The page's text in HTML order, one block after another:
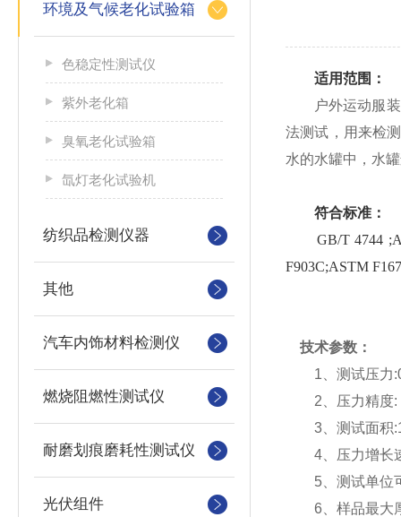
环境及气候老化试验箱
色稳定性测试仪
紫外老化箱
臭氧老化试验箱
氙灯老化试验机
纺织品检测仪器
其他
汽车内饰材料检测仪
燃烧阻燃性测试仪
耐磨划痕磨耗性测试仪
光伏组件
适用范围：
户外运动服装
法测试，用来检
水的水罐中，水
符合标准：
GB/T 4744
F903C;ASTM
技术参数：
1、测试压力
2、压力精度:
3、测试面积
4、压力增长速
5、测试单位可
6、样品最大